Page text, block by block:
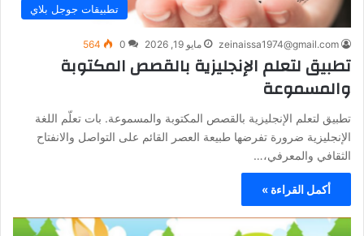
تطبيقات جوجل بلاي
zeinaissa1974@gmail.com مايو 19, 2026 0
564
تطبيق لتعلم الإنجليزية بالقصص المكتوبة
والمسموعة
تطبيق لتعلم الإنجليزية بالقصص المكتوبة والمسموعة. بات تعلّم اللغة
الإنجليزية ضرورة تفرضها طبيعة العصر القائم على التواصل والانفتاح
الثقافي والمعرفي،…
أكمل القراءة »